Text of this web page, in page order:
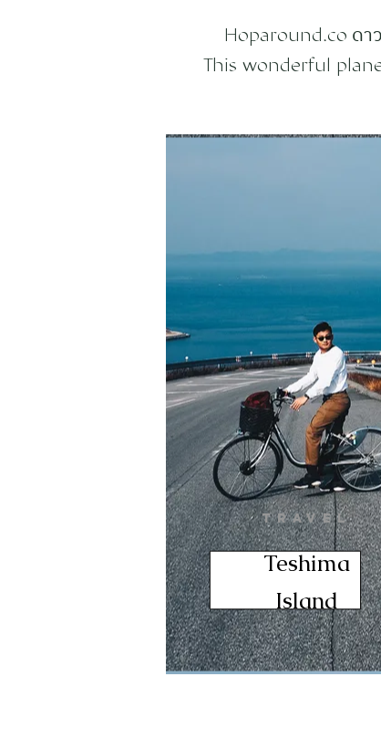
Hoparound.co ดา
This wonderful
TRAVEL
Teshima
Island